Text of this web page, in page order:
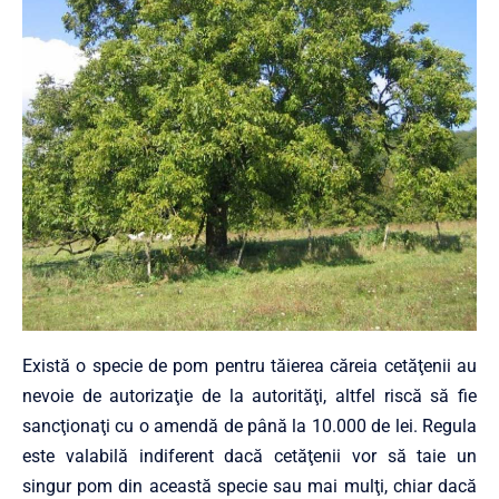
Există o specie de pom pentru tăierea căreia cetăţenii au
nevoie de autorizaţie de la autorităţi, altfel riscă să fie
sancţionaţi cu o amendă de până la 10.000 de lei. Regula
este valabilă indiferent dacă cetăţenii vor să taie un
singur pom din această specie sau mai mulţi, chiar dacă